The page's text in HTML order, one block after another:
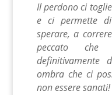
Il perdono ci
e ci permette
sperare, a
peccato che
definitivamente
ombra che ci
non essere sanati!